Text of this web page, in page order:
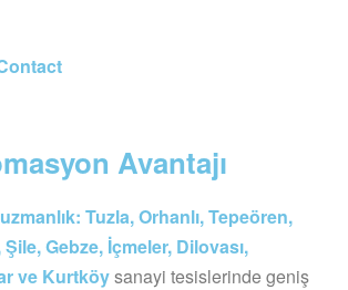
Avantajı
Tuzla, Orhanlı, Tepeören,
Şile, Gebze, İçmeler, Dilovası,
ve Kurtköysanayi tesislerinde geniş